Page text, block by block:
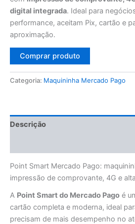
original
era:
é:
digital integrada. Ideal para
performance, aceitam Pix, cartão e
aproximação.
Comprar produto
Categoria: Maquininha Mercado Pago
Descrição
Point Smart Mercado Pago:
impressão de comprovante, 4G e
A Point Smart do Mercado Pago é
cartão completa e moderna, ideal
precisam de mais desempenho no